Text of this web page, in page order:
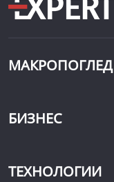
МАКРОПОГЛЕД
БИЗНЕС
ТЕХНОЛОГИИ